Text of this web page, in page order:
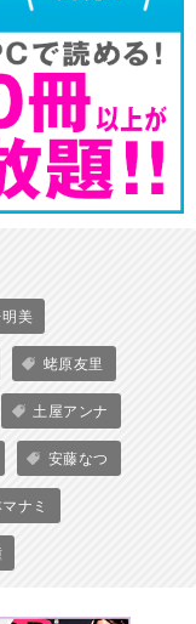
美
蛯原友里
土屋アンナ
安藤なつ
ナミ